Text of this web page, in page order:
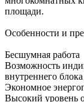
площади.
Особенности и
Бесшумная работа
Возможность
внутреннего блока
Экономное
Высокий уровень